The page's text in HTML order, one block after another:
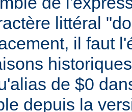
littéral
il faut
de $0
depuis la